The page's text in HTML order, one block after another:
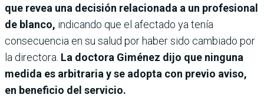
que revea una decisión relacionada a un profesional
de blanco, indicando que el afectado ya tenía
consecuencia en su salud por haber sido cambiado por
la directora. La doctora Giménez dijo que ninguna
medida es arbitraria y se adopta con previo aviso,
en beneficio del servicio.